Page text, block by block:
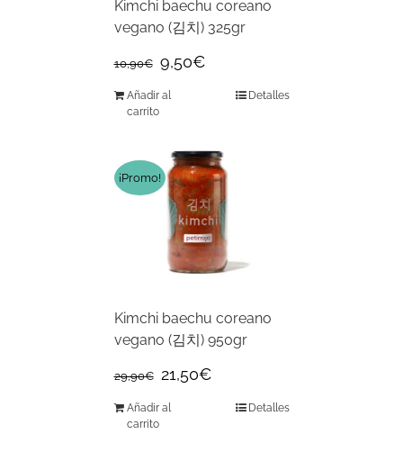
Kimchi baechu coreano
vegano (김치) 325gr
10,90€ 9,50€
Añadir al
carrito
Detalles
¡Promo!
Kimchi baechu coreano
vegano (김치) 950gr
29,90€ 21,50€
Añadir al
carrito
Detalles